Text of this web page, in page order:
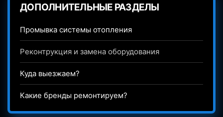
ДОПОЛНИТЕЛЬНЫЕ РАЗДЕЛЫ
Промывка системы отопления
Реконтрукция и замена оборудования
Куда выезжаем?
Какие бренды ремонтируем?